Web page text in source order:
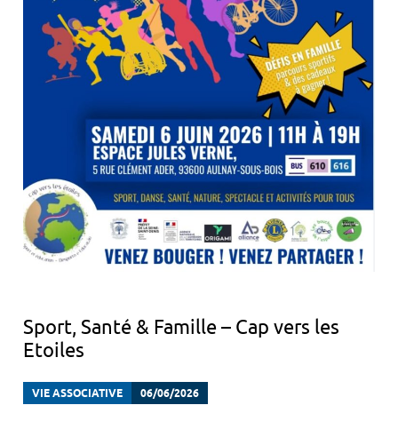
Sport, Santé & Famille – Cap vers les
Etoiles
VIE ASSOCIATIVE 06/06/2026